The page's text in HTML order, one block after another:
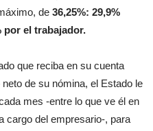
de 36,25%: 29,9%
por el trabajador.
que reciba en su cuenta
de su nómina, el Estado le
mes -entre lo que ve él en
cargo del empresario-, para